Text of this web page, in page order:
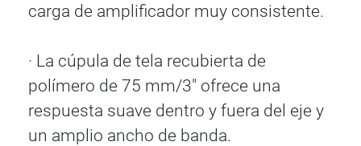
carga de amplificador muy consistente.
· La cúpula de tela recubierta de
polímero de 75 mm/3" ofrece una
respuesta suave dentro y fuera del eje y
un amplio ancho de banda.